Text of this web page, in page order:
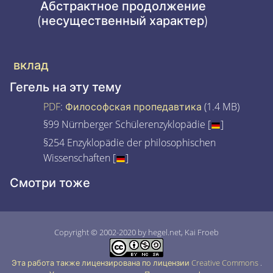
Абстрактное продолжение
(несущественный характер)
вклад
Гегель на эту тему
PDF: Философская пропедавтика (1.4 MB)
§99 Nürnberger Schülerenzyklopädie [
]
§254 Enzyklopädie der philosophischen
Wissenschaften [
]
Смотри тоже
Copyright © 2002-2020 by hegel.net, Kai Froeb
Эта работа также лицензирована по лицензии Creative Commons .